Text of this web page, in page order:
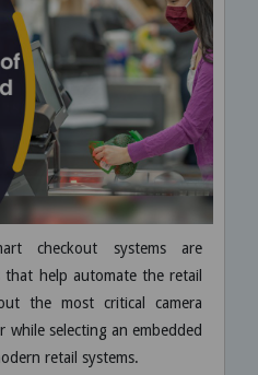
checkout systems are
that help automate the retail
the most critical camera
while selecting an embedded
retail systems.